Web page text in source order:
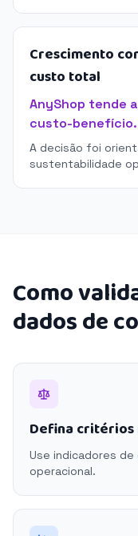
Crescimento
custo total
AnyShop tende
custo-benefício.
A decisão foi
sustentabilidade
Como
dados de
Defina critérios
Use indicadores
operacional.